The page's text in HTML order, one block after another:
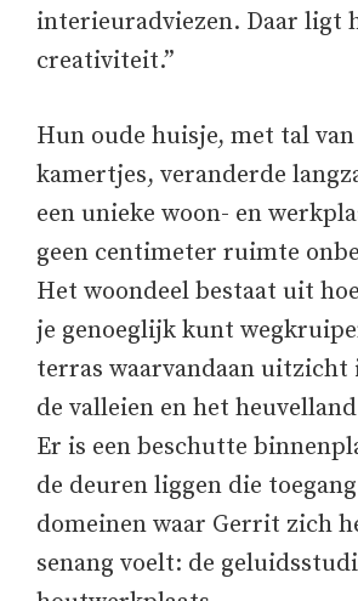
interieuradviezen. Daar ligt
creativiteit.”
Hun oude huisje, met tal
kamertjes, veranderde
een unieke woon- en
geen centimeter ruimte
Het woondeel bestaat uit
je genoeglijk kunt
terras waarvandaan uitzicht
de valleien en het
Er is een beschutte
de deuren liggen die
domeinen waar Gerrit zich
senang voelt: de